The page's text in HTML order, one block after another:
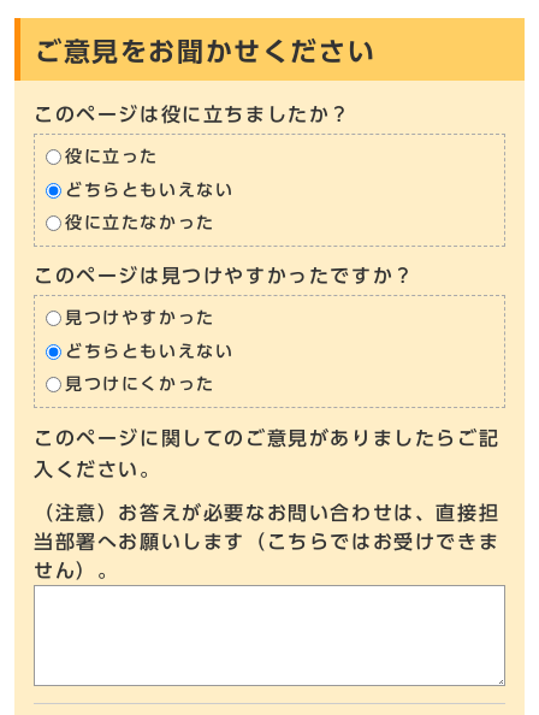
ご意見をお聞かせください
このページは役に立ちましたか？
役に立った
どちらともいえない
役に立たなかった
このページは見つけやすかったですか？
見つけやすかった
どちらともいえない
見つけにくかった
このページに関してのご意見がありましたらご記
入ください。
（注意）お答えが必要なお問い合わせは、直接担
当部署へお願いします（こちらではお受けできま
せん）。